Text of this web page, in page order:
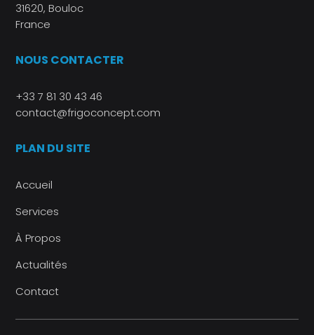
31620, Bouloc
France
NOUS CONTACTER
+33 7 81 30 43 46
contact@frigoconcept.com
PLAN DU SITE
Accueil
Services
À Propos
Actualités
Contact